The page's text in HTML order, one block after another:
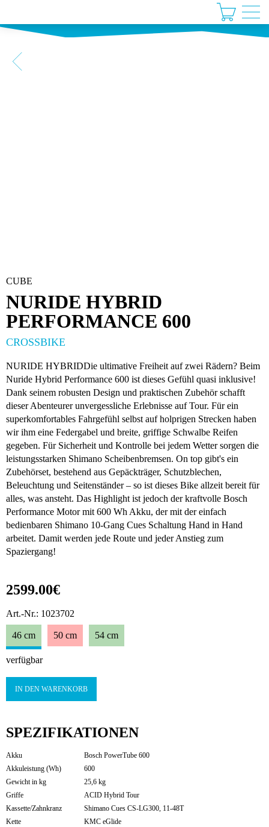
CUBE
NURIDE HYBRID
PERFORMANCE 600
CROSSBIKE
NURIDE HYBRIDDie ultimative Freiheit auf zwei Rädern? Beim
Nuride Hybrid Performance 600 ist dieses Gefühl quasi inklusive!
Dank seinem robusten Design und praktischen Zubehör schafft
dieser Abenteurer unvergessliche Erlebnisse auf Tour. Für ein
superkomfortables Fahrgefühl selbst auf holprigen Strecken haben
wir ihm eine Federgabel und breite, griffige Schwalbe Reifen
gegeben. Für Sicherheit und Kontrolle bei jedem Wetter sorgen die
leistungsstarken Shimano Scheibenbremsen. On top gibt's ein
Zubehörset, bestehend aus Gepäckträger, Schutzblechen,
Beleuchtung und Seitenständer – so ist dieses Bike allzeit bereit für
alles, was ansteht. Das Highlight ist jedoch der kraftvolle Bosch
Performance Motor mit 600 Wh Akku, der mit der einfach
bedienbaren Shimano 10-Gang Cues Schaltung Hand in Hand
arbeitet. Damit werden jede Route und jeder Anstieg zum
Spaziergang!
2599.00€
Art.-Nr.: 1023702
46 cm 50 cm 54 cm
verfügbar
IN DEN WARENKORB
SPEZIFIKATIONEN
Akku Bosch PowerTube 600
Gewicht in kg
25,6 kg
Griffe
ACID Hybrid Tour
Kassette/Zahnkranz
Shimano Cues CS-LG300, 11-48T
Kette
KMC eGlide
Akkuleistung (Wh) 600